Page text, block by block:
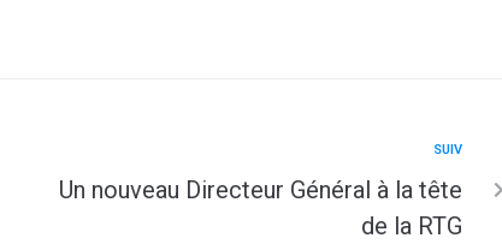
SUIV
Un nouveau Directeur Général à la tête
de la RTG